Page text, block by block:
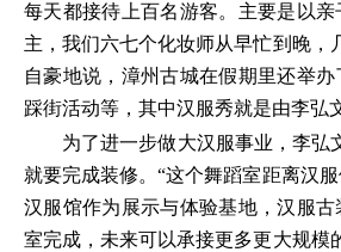
每天都接待上百名游客。主要是以
主，我们六七个化妆师从早忙到晚，
自豪地说，漳州古城在假期里还举
踩街活动等，其中汉服秀就是由李弘
为了进一步做大汉服事业，李弘
就要完成装修。“这个舞蹈室距离汉
汉服馆作为展示与体验基地，汉服
室完成，未来可以承接更多更大规模